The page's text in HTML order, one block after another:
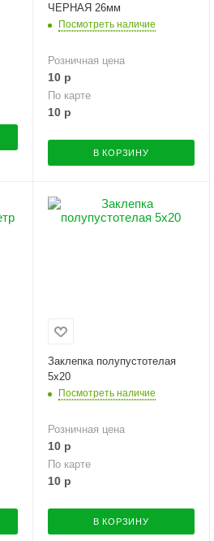
ЧЕРНАЯ 26мм
Посмотреть наличие
Розничная цена
10р
По карте
10р
В КОРЗИНУ
Заклепка полупустотелая
5х20
Посмотреть наличие
Розничная цена
10р
По карте
10р
В КОРЗИНУ